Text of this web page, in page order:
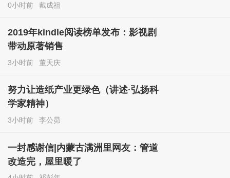
0小时前 戴成祖
2019年kindle阅读榜单发布：影视剧
带动原著销售
3小时前 董天庆
努力让造纸产业更绿色（讲述·弘扬科
学家精神）
3小时前 李公昴
一封感谢信|内蒙古满洲里网友：管道
改造完，屋里暖了